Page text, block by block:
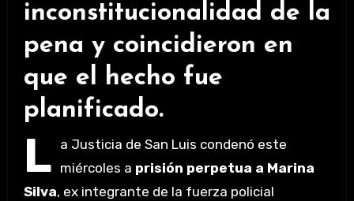
inconstitucionalidad de la
pena y coincidieron en
que el hecho fue
planificado.
L a Justicia de San Luis condenó este
miércoles a prisión perpetua a Marina
Silva, ex integrante de la fuerza policial